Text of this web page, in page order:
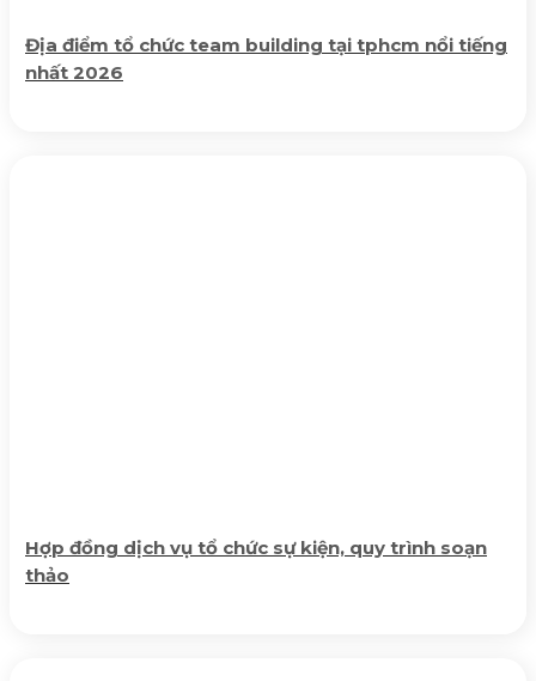
Địa điểm tổ chức team building tại tphcm nổi tiếng
nhất 2026
Hợp đồng dịch vụ tổ chức sự kiện, quy trình soạn
thảo